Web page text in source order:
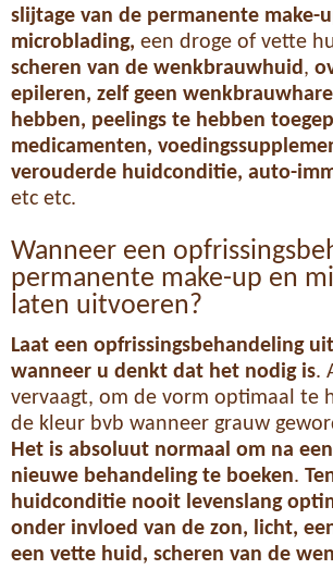
slijtage van de permanente make-
microblading, een droge of vette
scheren van de wenkbrauwhuid ,
epileren, zelf geen
hebben, peelings te hebben
medicamenten,
verouderde huidconditie, auto-
etc etc.
Wanneer een
permanente make-up en
laten uitvoeren?
Laat een opfrissingsbehandeling
wanneer u denkt dat het nodig is.
vervaagt, om de vorm optimaal te
de kleur bvb wanneer grauw
Het is absoluut normaal om na
nieuwe behandeling te boeken.
huidconditie nooit levenslang
onder invloed van de zon, licht,
een vette huid, scheren van de